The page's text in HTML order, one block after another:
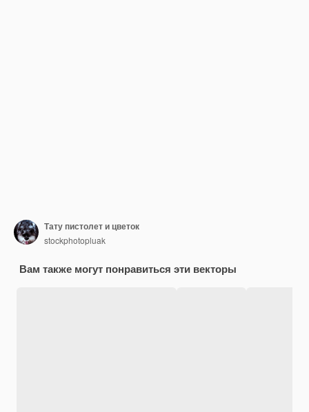
Тату пистолет и цветок
stockphotopluak
Вам также могут понравиться эти векторы